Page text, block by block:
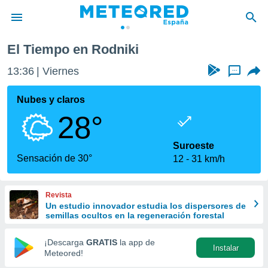
de
por
que se
calidad.
a este
las
y
forma
digital
basada
El Tiempo en Rodniki
13:36 Viernes ...
Nubes y claros
28°
Sensación de 30°
Suroeste
12
31 km/h
Revista
Un estudio innovador estudia los dispersores de
semillas ocultos en la regeneración forestal
¡Descarga GRATIS la app de
Meteored!
Instalar